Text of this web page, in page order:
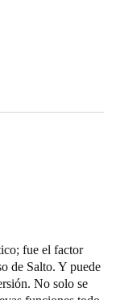
fue el factor
de Salto. Y puede
No solo se